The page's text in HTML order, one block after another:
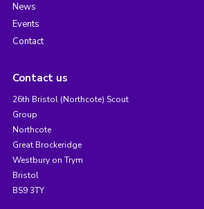
News
Events
Contact
Contact us
26th Bristol (Northcote) Scout
Group
Northcote
Great Brockeridge
Westbury on Trym
Bristol
BS9 3TY